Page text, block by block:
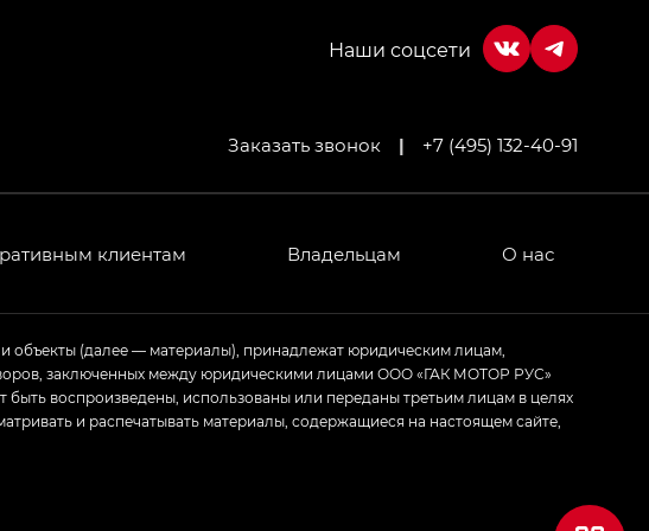
Заказать звонок | +7 (495) 132-40-91
клиентам Владельцам О нас
объекты (далее — материалы), принадлежат юридическим лицам,
заключенных между юридическими лицами ООО «ГАК МОТОР РУС»
воспроизведены, использованы или переданы третьим лицам в целях
и распечатывать материалы, содержащиеся на настоящем сайте,